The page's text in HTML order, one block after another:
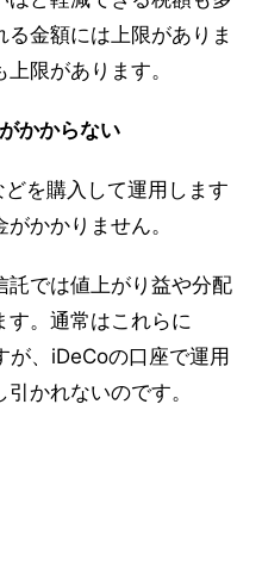
る金額には上限がありま
限があります。
かからない
を購入して運用します
かかりません。
託では値上がり益や分配
す。通常はこれらに
が、iDeCoの口座で運用
かれないのです。